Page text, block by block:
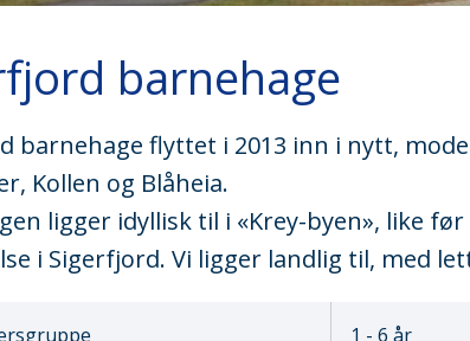
barnehage
barnehage flyttet i 2013 inn i nytt,
Kollen og Blåheia.
ligger idyllisk til i «Krey-byen», like
i Sigerfjord. Vi ligger landlig til, med
1 - 6 år